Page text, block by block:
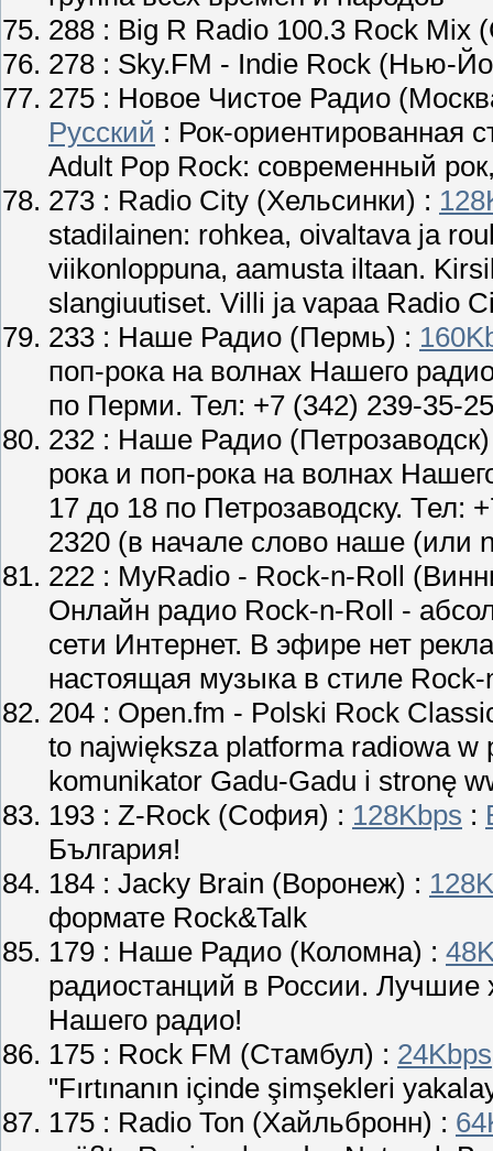
288 : Big R Radio 100.3 Rock Mix
278 : Sky.FM - Indie Rock (Нью-
275 : Новое Чистое Радио
Русский : Рок-ориентированная
Adult Pop Rock: современный
273 : Radio City (Хельсинки) :
stadilainen: rohkea, oivaltava ja
viikonloppuna, aamusta iltaan.
slangiuutiset. Villi ja vapaa Radio
233 : Наше Радио (Пермь) :
поп-рока на волнах Нашего
по Перми. Тел: +7 (342) 239-35-25
232 : Наше Радио
рока и поп-рока на волнах
17 до 18 по Петрозаводску.
2320 (в начале слово наше (или
222 : MyRadio - Rock-n-Roll
Онлайн радио Rock-n-Roll -
сети Интернет. В эфире нет
настоящая музыка в стиле
204 : Open.fm - Polski Rock
to największa platforma radiowa w
komunikator Gadu-Gadu i stronę
193 : Z-Rock (София) : 128Kbps :
България!
184 : Jacky Brain (Воронеж) :
формате Rock&Talk
179 : Наше Радио (Коломна) :
радиостанций в России. Лучшие
Нашего радио!
175 : Rock FM (Стамбул) : 24Kbps
"Fırtınanın içinde şimşekleri
175 : Radio Ton (Хайльбронн) :